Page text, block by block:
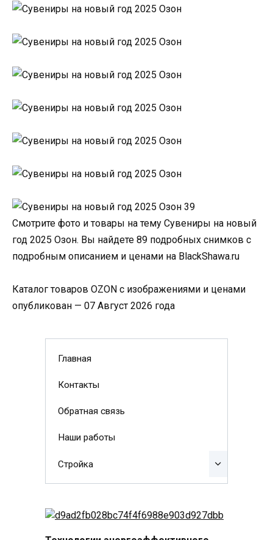
Смотрите фото и товары на тему Сувениры на новый
год 2025 Озон. Вы найдете 89 подробных снимков с
подробным описанием и ценами на BlackShawa.ru
Каталог товаров OZON с изображениями и ценами
опубликован — 07 Август 2026 года
Главная
Контакты
Обратная связь
Наши работы
Стройка